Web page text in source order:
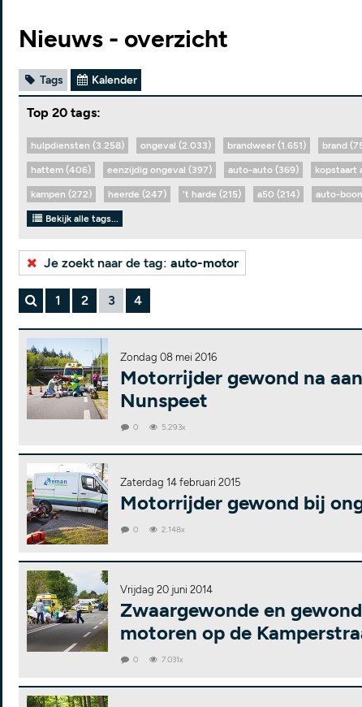
Nieuws - overzicht
Tags Kalender
Top 20 tags:
hulpdiensten (3.258) ongeval (2.033) brandweer (1.651) brand
hattem (406) eenzijdig ongeval (397) auto-auto (369) kopstaart
kampen (272) heerde (247) 't harde (215) a50 (214) auto-
Bekijk alle tags...
Je zoekt naar de tag: auto-motor
1 2 3 4
Zondag 08 mei 2016
Motorrijder gewond na
Nunspeet
0 5.293x
Zaterdag 14 februari 2015
Motorrijder gewond bij
0 2.148x
Vrijdag 20 juni 2014
Zwaargewonde en
motoren op de
0 7.031x